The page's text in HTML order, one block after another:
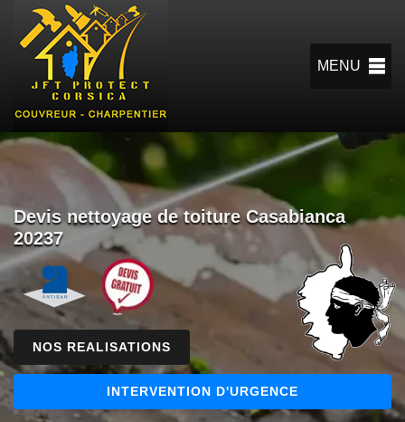
MENU
Devis nettoyage de toiture Casabianca
20237
NOS REALISATIONS
INTERVENTION D'URGENCE